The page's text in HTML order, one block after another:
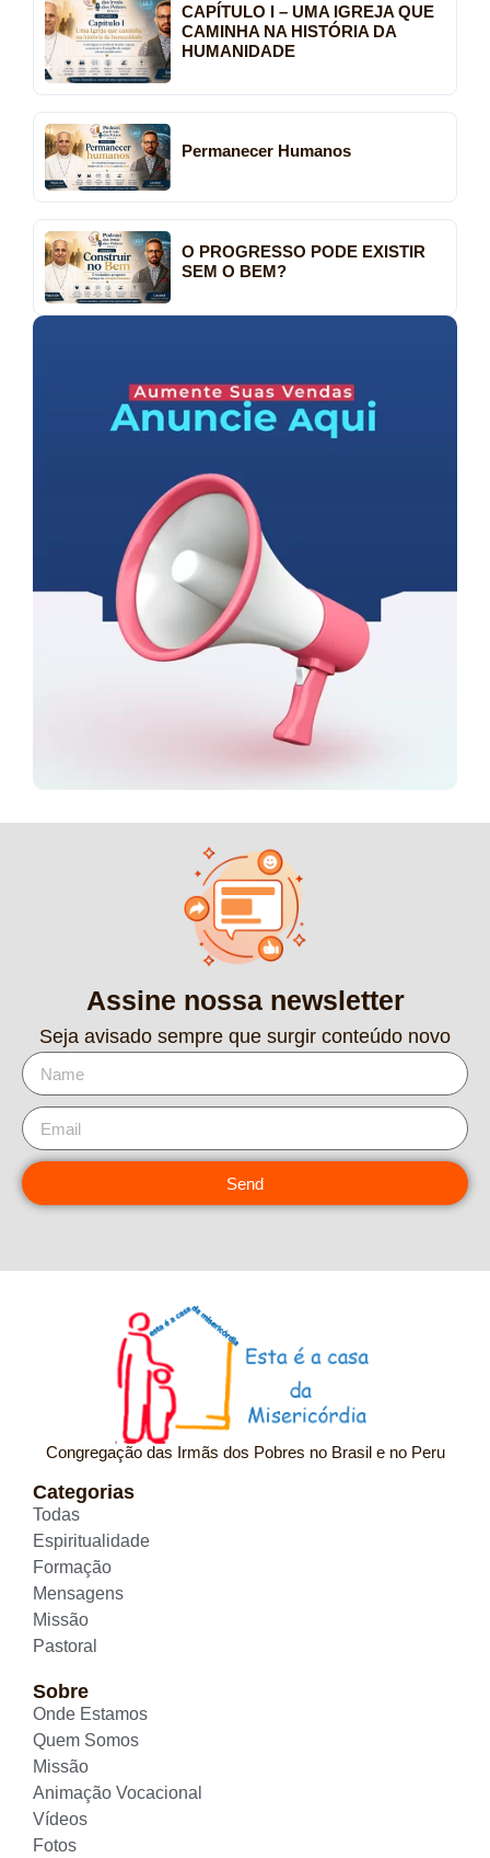
CAPÍTULO I – UMA IGREJA QUE
CAMINHA NA HISTÓRIA DA
HUMANIDADE
Permanecer Humanos
O PROGRESSO PODE EXISTIR
SEM O BEM?
Assine nossa newsletter
Seja avisado sempre que surgir conteúdo novo
Send
Congregação das Irmãs dos Pobres no Brasil e no Peru
Categorias
Todas
Espiritualidade
Formação
Mensagens
Missão
Pastoral
Sobre
Onde Estamos
Quem Somos
Missão
Animação Vocacional
Vídeos
Fotos